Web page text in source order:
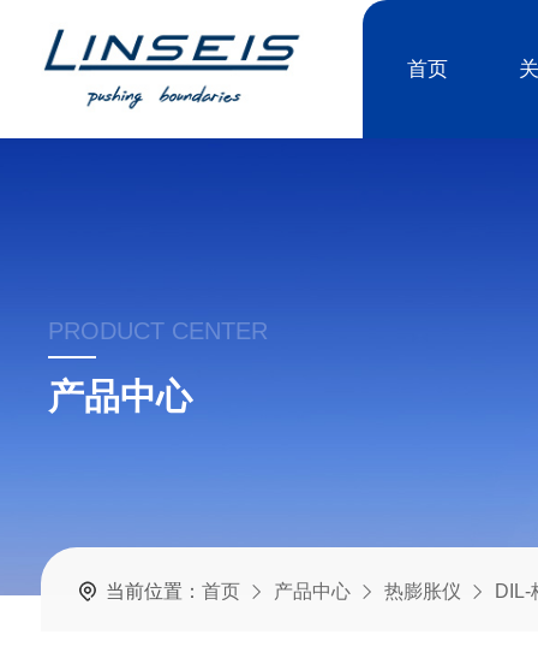
首页
PRODUCT CENTER
产品中心
当前位置： 首页 产品中心 热膨胀仪 DIL-